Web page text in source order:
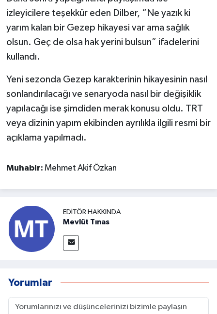
izleyicilere teşekkür eden Dilber, “Ne yazık ki
yarım kalan bir Gezep hikayesi var ama sağlık
olsun. Geç de olsa hak yerini bulsun” ifadelerini
kullandı.
Yeni sezonda Gezep karakterinin hikayesinin nasıl
sonlandırılacağı ve senaryoda nasıl bir değişiklik
yapılacağı ise şimdiden merak konusu oldu. TRT
veya dizinin yapım ekibinden ayrılıkla ilgili resmi bir
açıklama yapılmadı.
Muhabir: Mehmet Akif Özkan
EDITÖR HAKKINDA
Mevlüt Tınas
Yorumlar